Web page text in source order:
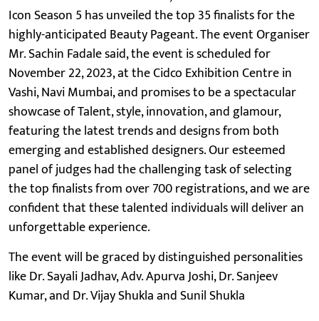
Icon Season 5 has unveiled the top 35 finalists for the
highly-anticipated Beauty Pageant. The event Organiser
Mr. Sachin Fadale said, the event is scheduled for
November 22, 2023, at the Cidco Exhibition Centre in
Vashi, Navi Mumbai, and promises to be a spectacular
showcase of Talent, style, innovation, and glamour,
featuring the latest trends and designs from both
emerging and established designers. Our esteemed
panel of judges had the challenging task of selecting
the top finalists from over 700 registrations, and we are
confident that these talented individuals will deliver an
unforgettable experience.
The event will be graced by distinguished personalities
like Dr. Sayali Jadhav, Adv. Apurva Joshi, Dr. Sanjeev
Kumar, and Dr. Vijay Shukla and Sunil Shukla